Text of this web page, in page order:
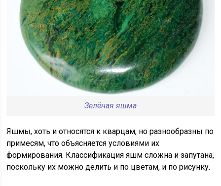
Зелёная яшма
Яшмы, хоть и относятся к кварцам, но разнообразны по
примесям, что объясняется условиями их
формирования. Классификация яшм сложна и запутана,
поскольку их можно делить и по цветам, и по рисунку.